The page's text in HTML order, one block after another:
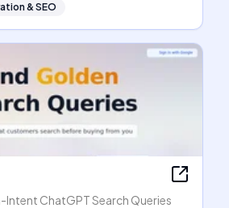
& SEO
ChatGPT Search Queries